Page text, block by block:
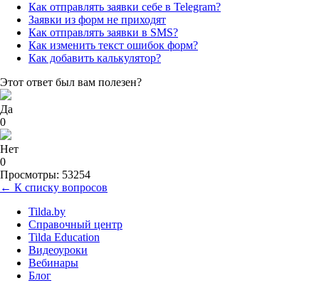
Как отправлять заявки себе в Telegram?
Заявки из форм не приходят
Как отправлять заявки в SMS?
Как изменить текст ошибок форм?
Как добавить калькулятор?
Этот ответ был вам полезен?
Да
0
Нет
0
Просмотры: 53254
← К списку вопросов
Tilda.by
Справочный центр
Tilda Education
Видеоуроки
Вебинары
Блог